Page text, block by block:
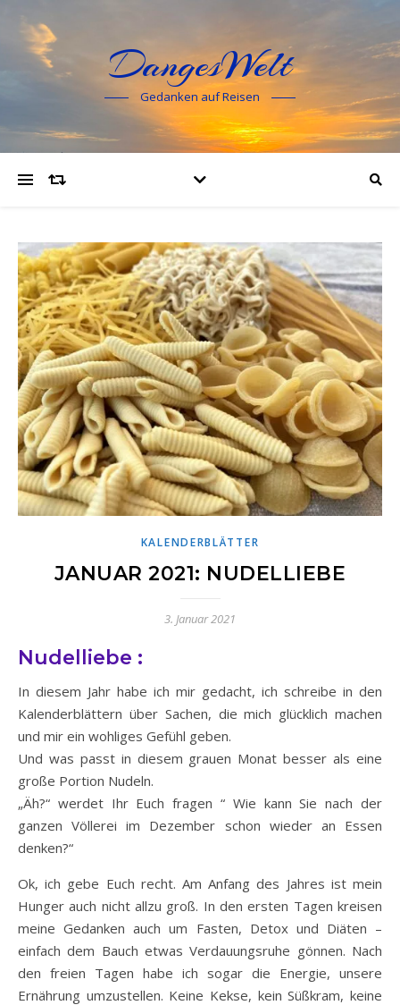
DangesWelt
Gedanken auf Reisen
KALENDERBLÄTTER
JANUAR 2021: NUDELLIEBE
3. Januar 2021
Nudelliebe :
In diesem Jahr habe ich mir gedacht, ich schreibe in den
Kalenderblättern über Sachen, die mich glücklich machen
und mir ein wohliges Gefühl geben.
Und was passt in diesem grauen Monat besser als eine
große Portion Nudeln.
„Äh?“ werdet Ihr Euch fragen “ Wie kann Sie nach der
ganzen Völlerei im Dezember schon wieder an Essen
denken?“
Ok, ich gebe Euch recht. Am Anfang des Jahres ist mein
Hunger auch nicht allzu groß. In den ersten Tagen kreisen
meine Gedanken auch um Fasten, Detox und Diäten –
einfach dem Bauch etwas Verdauungsruhe gönnen. Nach
den freien Tagen habe ich sogar die Energie, unsere
Ernährung umzustellen. Keine Kekse, kein Süßkram, keine